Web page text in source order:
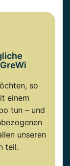
so
einem
tun – und
unseren
teil.